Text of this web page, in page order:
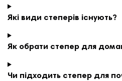
Які види степерів існують?
Як обрати степер для
Чи підходить степер для